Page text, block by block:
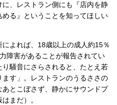
、レストラン側にも『店内を静
る』ということを知ってほしい
よれば、18歳以上の成人約15％
障害があることが報告されてい
騒音にさらされると、たとえ若
す」。レストランのうるささの
とこぼさず、静かにサウンドプ
まだ）。